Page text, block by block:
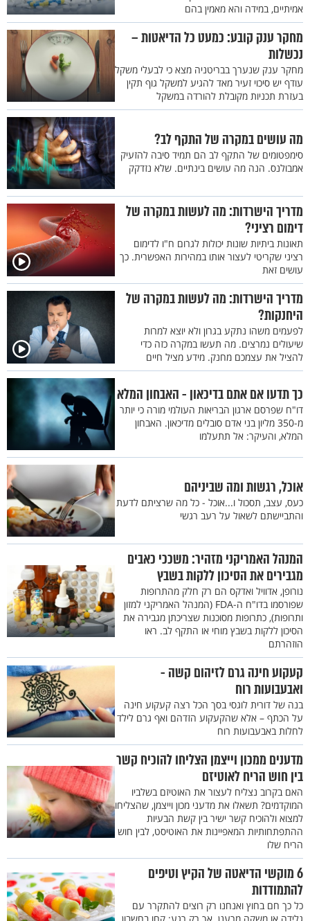
אמיתיים, במידה והא מאמין בהם
מחקר ענק קובע: כמעט כל הדיאטות –
נכשלות
מחקר ענק שנערך בבריטניה מצא כי לבעלי משקל
עודף יש סיכוי זעיר מאד להגיע למשקל גוף תקין
בעזרת תכניות מקובלת להורדה במשקל
מה עושים במקרה של התקף לב?
סימפטומים של התקף לב הם תמיד סיבה להזעיק
אמבולנס. הנה מה עושים בינתיים. שלא נזדקק
מדריך הישרדות: מה לעשות במקרה של
דימום רציני?
תאונות ביתיות שונות יכולות לגרום ח"ו לדימום
רציני שקריטי לעצור אותו במהירות האפשרית. כך
עושים זאת
מדריך הישרדות: מה לעשות במקרה של
היחנקות?
לפעמים משהו נתקע בגרון ולא יוצא למרות
שיעולים נמרצים. מה תעשו במקרה כזה כדי
להציל את עצמכם מחנק. מידע מציל חיים
כך תדעו אם אתם בדיכאון - האבחון המלא
דו"ח שפרסם ארגון הבריאות העולמי מורה כי יותר
מ-350 מליון בני אדם סובלים מדיכאון. האבחון
המלא, והעיקר: אל תתעלמו
אוכל, רגשות ומה שביניהם
כעס, עצב, תסכול ו...אוכל - כל מה שרציתם לדעת
והתביישתם לשאול על רעב רגשי
המנהל האמריקני מזהיר: משככי כאבים
מגבירים את הסיכון ללקות בשבץ
נורופן, אדוויל ואדקס הם רק חלק מהתרופות
שפורסמו בדו"ח ה-FDA (המנהל האמריקני למזון
ותרופות), כתרופות מסוכנות שצריכתן מגבירה את
הסיכון ללקות בשבץ מוחי או התקף לב. ראו
הוזהרתם
קעקוע חינה גרם לזיהום קשה -
ואבעבועות רוח
בנה של דורית לוגסי בסך הכל רצה קעקוע חינה
על הכתף – אלא שהקעקוע הזדהם ואף גרם לילד
לחלות באבעבועות רוח
מדענים ממכון וייצמן הצליחו להוכיח קשר
בין חוש הריח לאוטיזם
האם בקרוב נצליח לעצור את האוטיזם בשלביו
המוקדמים? תשאלו את מדעני מכון וייצמן, שהצליחו
למצוא ולהוכיח קשר ישיר בין קשת הבעיות
ההתפתחותיות המאפיינות את האוטיסט, לבין חוש
הריח שלו
6 מוקשי הדיאטה של הקיץ וטיפים
להתמודדות
כל כך חם בחוץ ואנחנו רק רוצים להתקרר עם